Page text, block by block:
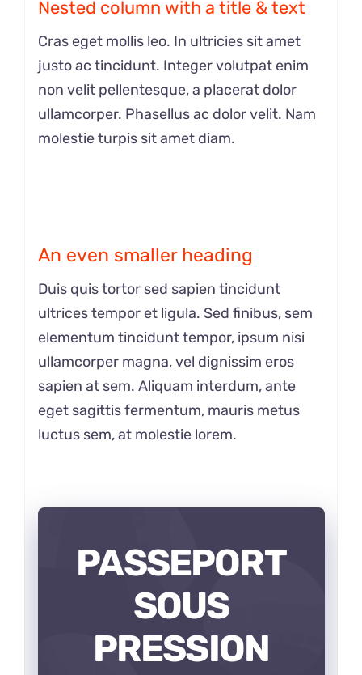
Nested column with a title & text
Cras eget mollis leo. In ultricies sit amet
justo ac tincidunt. Integer volutpat enim
non velit pellentesque, a placerat dolor
ullamcorper. Phasellus ac dolor velit. Nam
molestie turpis sit amet diam.
An even smaller heading
Duis quis tortor sed sapien tincidunt
ultrices tempor et ligula. Sed finibus, sem
elementum tincidunt tempor, ipsum nisi
ullamcorper magna, vel dignissim eros
sapien at sem. Aliquam interdum, ante
eget sagittis fermentum, mauris metus
luctus sem, at molestie lorem.
PASSEPORT
SOUS
PRESSION